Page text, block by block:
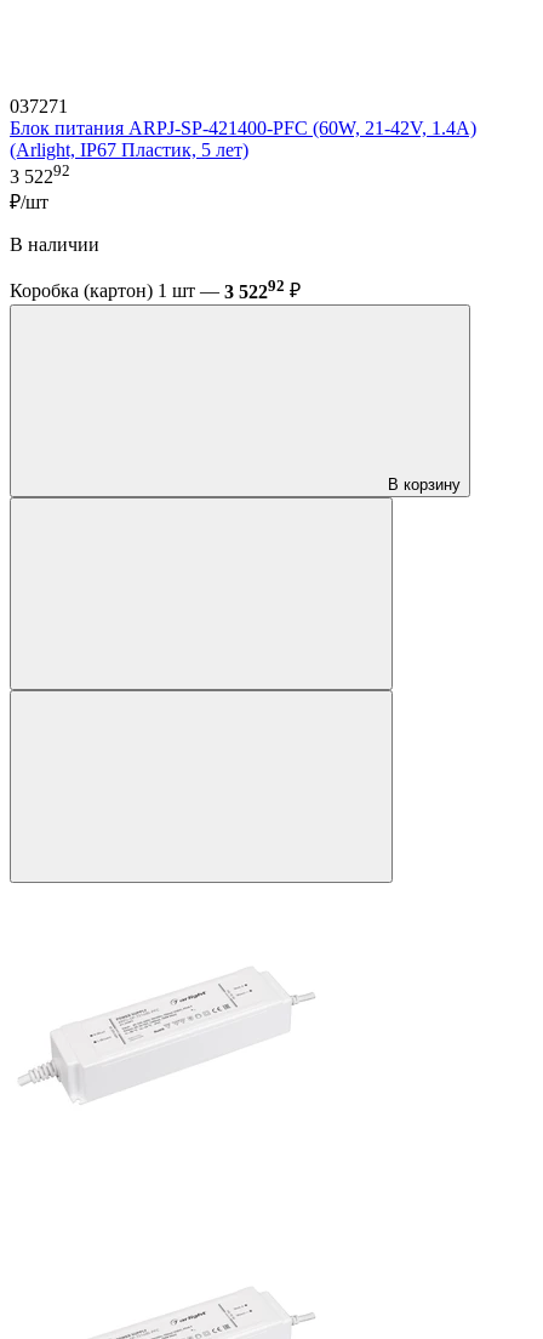
037271
Блок питания ARPJ-SP-421400-PFC (60W, 21-42V, 1.4A)
(Arlight, IP67 Пластик, 5 лет)
3 52292
₽/шт
В наличии
Коробка (картон) 1 шт — 3 52292 ₽
В корзину